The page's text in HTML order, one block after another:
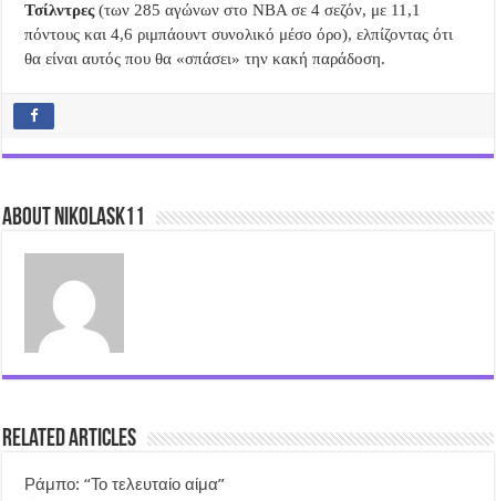
Τσίλντρες(των 285 αγώνων στο NBA σε 4 σεζόν, με 11,1
πόντους και 4,6 ριμπάουντ συνολικό μέσο όρο), ελπίζοντας ότι
θα είναι αυτός που θα «σπάσει» την κακή παράδοση.
About nikolask11
Related Articles
Ράμπο: “Το τελευταίο αίμα”